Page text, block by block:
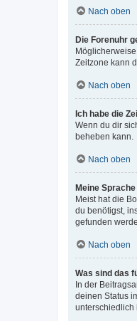
Nach oben
Die Forenuhr
Zeitzone kann
Nach oben
Ich habe die
Wenn du dir
beheben kann.
Nach oben
Meine
Meist hat die
du benötigst,
gefunden
Nach oben
Was sind das
In der
deinen Status
unterschiedlich